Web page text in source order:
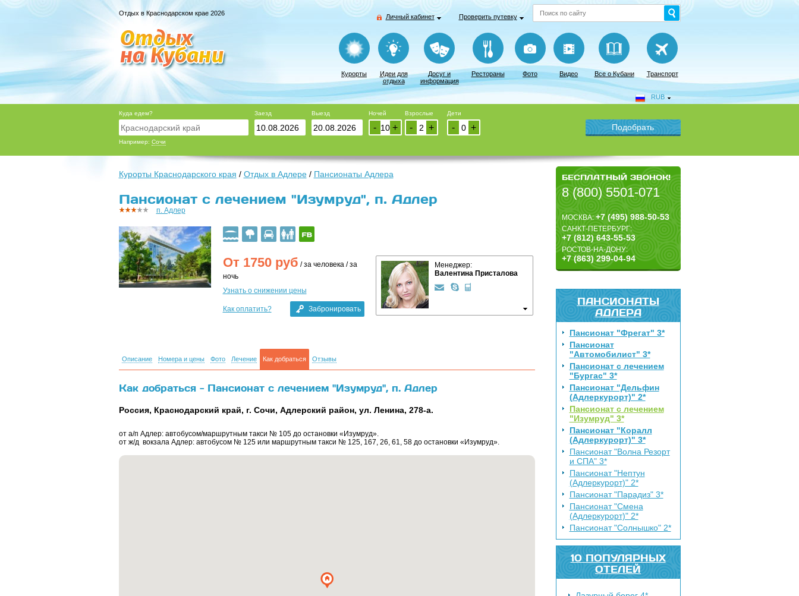
Отдых в Краснодарском крае 2026 Личный кабинет Проверить путевку
Курорты
Идеи для
отдыха
Досуг и
информация
Рестораны Фото Видео Все о Кубани Транспорт
RUB
Куда едем?
Например: Сочи
Заезд Выезд Ночей
+
-
Взрослые
+
-
Дети
+
-
БЕСПЛАТНЫЙ ЗВОНОК!
8 (800) 5501-071
МОСКВА:+7 (495) 988-50-53
САНКТ-ПЕТЕРБУРГ:
+7 (812) 643-55-53
РОСТОВ-НА-ДОНУ:
+7 (863) 299-04-94
ПАНСИОНАТЫ
АДЛЕРА
Пансионат "Фрегат" 3*
Пансионат
"Автомобилист" 3*
Пансионат с лечением
"Бургас" 3*
Пансионат "Дельфин
(Адлеркурорт)" 2*
Пансионат с лечением
"Изумруд" 3*
Пансионат "Коралл
(Адлеркурорт)" 3*
Пансионат "Волна Резорт
и СПА" 3*
Пансионат "Нептун
(Адлеркурорт)" 2*
Пансионат "Парадиз" 3*
Пансионат "Смена
(Адлеркурорт)" 2*
Пансионат "Солнышко" 2*
10 ПОПУЛЯРНЫХ
ОТЕЛЕЙ
Курорты Краснодарского края / Отдых в Адлере/ Пансионаты Адлера
Пансионат с лечением "Изумруд", п. Адлер
п. Адлер
От 1750руб / за человека / за
ночь
Узнать о снижении цены
Как оплатить? Забронировать
Менеджер:
Валентина Присталова
Описание Номера и цены Фото Лечение Как добраться Отзывы
Как добраться - Пансионат с лечением "Изумруд", п. Адлер
Россия, Краснодарский край, г. Сочи, Адлерский район, ул. Ленина, 278-а.
от а/п Адлер: автобусом/маршрутным такси № 105 до остановки «Изумруд».
от ж/д вокзала Адлер: автобусом № 125 или маршрутным такси № 125, 167, 26, 61, 58 до остановки «Изумруд».